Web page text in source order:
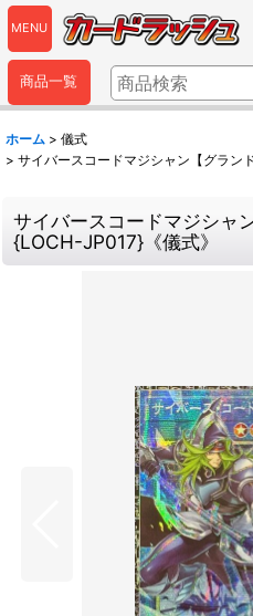
MENU
商品一覧
ホーム > 儀式
> サイバースコードマジシャン【グラン
サイバースコードマジシャ
{LOCH-JP017}《儀式》